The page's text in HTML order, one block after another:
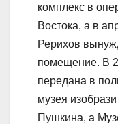
комплекс в
Востока, а в
Рерихов
помещение. В
передана в
музея
Пушкина, а